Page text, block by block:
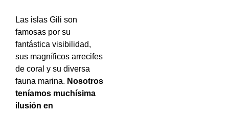
Las islas Gili son
famosas por su
fantástica visibilidad,
sus magníficos arrecifes
de coral y su diversa
fauna marina. Nosotros
teníamos muchísima
ilusión en